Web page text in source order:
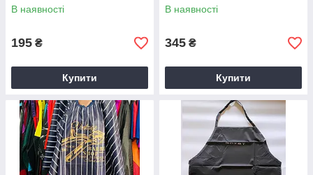
В наявності
195 ₴
Купити
В наявності
345 ₴
Купити